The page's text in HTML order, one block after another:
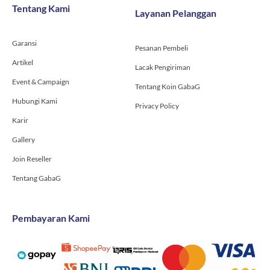
o
o
f
g
r
Tentang Kami
Garansi
Artikel
Event & Campaign
Hubungi Kami
Karir
Gallery
Join Reseller
Tentang GabaG
Layanan Pelanggan
Pesanan Pembeli
Lacak Pengiriman
Tentang Koin GabaG
Privacy Policy
Pembayaran Kami